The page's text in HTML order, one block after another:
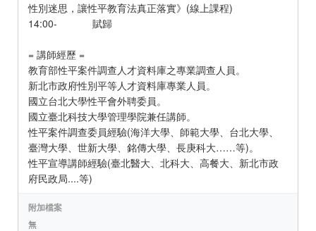
性別迷思，讓性平教育法真正落實》(線上課程)
14:00- 賦歸
= 講師經歷 =
教育部性平案件調查人才資料庫之專業調查人員。
新北市政府性別平等人才資料庫專業人員。
國立台北大學性平會外聘委員。
國立臺北科技大學管理學院兼任講師。
性平案件調查委員經驗(海洋大學、師範大學、台北大學、
臺灣大學、世新大學、銘傳大學、長庚科大……等)。
性平宣導講師經驗(臺北醫大、北科大、高餐大、新北市政
府民政局....等)
附加檔案
無